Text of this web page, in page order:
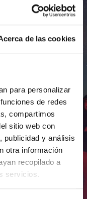
de las cookies
para personalizar
de redes
compartimos
sitio web con
publicidad y análisis
otra información
recopilado a
servicios.